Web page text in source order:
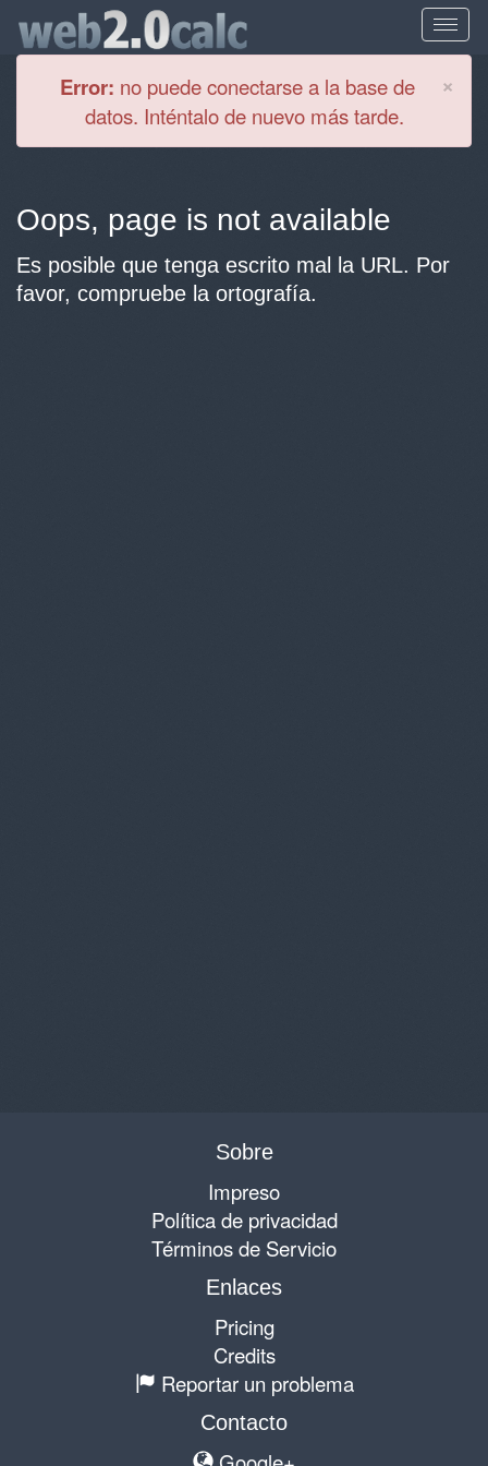
×
Error: no puede conectarse a la base de
datos. Inténtalo de nuevo más tarde.
Oops, page is not available
Es posible que tenga escrito mal la URL. Por
favor, compruebe la ortografía.
Sobre
Impreso
Política de privacidad
Términos de Servicio
Enlaces
Pricing
Credits
Reportar un problema
Contacto